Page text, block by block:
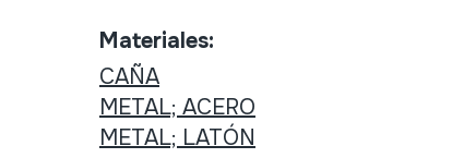
Materiales:
CAÑA
METAL; ACERO
METAL; LATÓN